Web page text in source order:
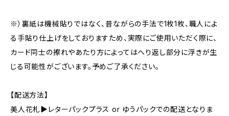
※）裏紙は機械貼りではなく、昔ながらの手法で1枚1枚、職人によ
る手貼り仕上げをしておりますため、実際にご使用いただく際に、
カード同士の擦れやあたり方によってはへり返し部分に浮きが生
じる可能性がございます。予めご了承ください。
【配送方法】
美人花札▶︎レターパックプラス or ゆうパックでの配送となりま